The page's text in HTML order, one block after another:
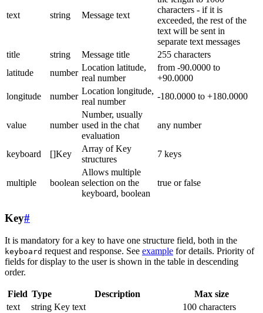
text string Message text
characters - if it is
exceeded, the rest of the
text will be sent in
separate text messages
title
string Message title
255 characters
latitude
number
Location latitude,
real number
from -90.0000 to
+90.0000
longitude
number
Location longitude,
real number
-180.0000 to +180.0000
value number
Number, usually
used in the chat
evaluation
any number
keyboard []Key
Array of Key
structures
7 keys
multiple boolean
Allows multiple
selection on the
keyboard, boolean
true or false
Key#
It is mandatory for a key to have one structure field, both in the
keyboard request and response. See example for details. Priority of
fields for display to the user is shown in the table in descending
order.
Field Type Description
Max size
text
string Key text
100 characters